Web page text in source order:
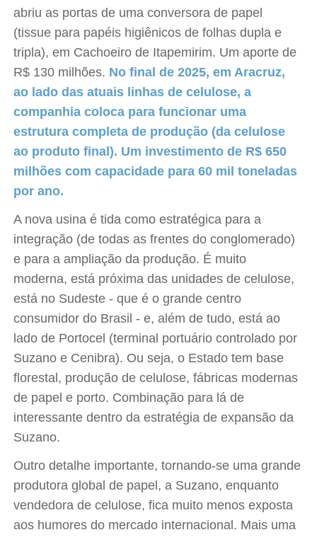
abriu as portas de uma conversora de papel
(tissue para papéis higiênicos de folhas dupla e
tripla), em Cachoeiro de Itapemirim. Um aporte de
R$ 130 milhões. No final de 2025, em Aracruz,
ao lado das atuais linhas de celulose, a
companhia coloca para funcionar uma
estrutura completa de produção (da celulose
ao produto final). Um investimento de R$ 650
milhões com capacidade para 60 mil toneladas
por ano.
A nova usina é tida como estratégica para a
integração (de todas as frentes do conglomerado)
e para a ampliação da produção. É muito
moderna, está próxima das unidades de celulose,
está no Sudeste - que é o grande centro
consumidor do Brasil - e, além de tudo, está ao
lado de Portocel (terminal portuário controlado por
Suzano e Cenibra). Ou seja, o Estado tem base
florestal, produção de celulose, fábricas modernas
de papel e porto. Combinação para lá de
interessante dentro da estratégia de expansão da
Suzano.
Outro detalhe importante, tornando-se uma grande
produtora global de papel, a Suzano, enquanto
vendedora de celulose, fica muito menos exposta
aos humores do mercado internacional. Mais uma